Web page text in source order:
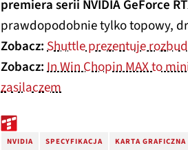
premiera serii NVIDIA GeForce
prawdopodobnie tylko topowy,
Zobacz:Shuttle prezentuje
Zobacz:In Win Chopin MAX to
zasilaczem
NVIDIA SPECYFIKACJA KARTA GRAFICZNA